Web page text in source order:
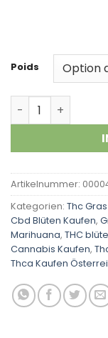
Poids
Gushers Strain
Artikelnummer:
Kategorien: Thc
Cbd Blüten Kaufen,
Marihuana, THC
Cannabis Kaufen,
Thca Kaufen